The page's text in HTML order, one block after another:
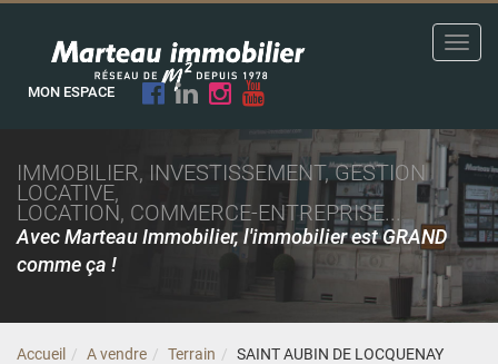
MON ESPACE
IMMOBILIER, INVESTISSEMENT, GESTION
LOCATIVE,
LOCATION, COMMERCE-ENTREPRISE...
Avec Marteau Immobilier, l'immobilier est GRAND
comme ça !
Accueil A vendre Terrain SAINT AUBIN DE LOCQUENAY